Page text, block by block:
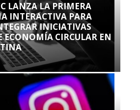
LANZA LA PRIMERA
INTERACTIVA PARA
INICIATIVAS
ECONOMÍA CIRCULAR EN